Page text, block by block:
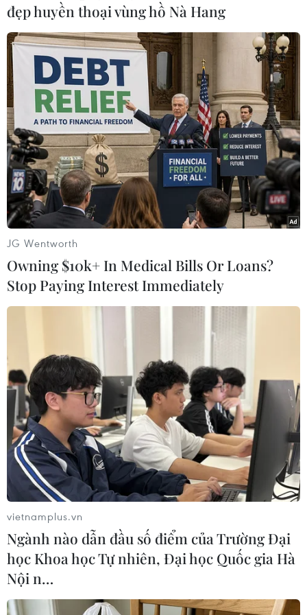
Tổng thống Thổ Nhĩ Kỳ Recep Erdogan cho biết
Ankara sẽ triển khai S-400 từ mùa Xuân 2020
sau khi hệ thống được lắp đặt hoàn chỉnh và
quá trình đào tạo nhân sự hoàn tất./.
(TTXVN/Vietnam+)
#Thổ Nhĩ Kỳ #NATO
#S-400
#Hệ thống phòng thủ tên lửa
Thổ Nhĩ Kỳ
Theo dõi VietnamPlus
TIN LIÊN QUAN
đẹp huyền thoại vùng hồ Nà Hang
JG Wentworth
Owning $10k+ In Medical Bills Or Loans?
Stop Paying Interest Immediately
vietnamplus.vn
Ngành nào dẫn đầu số điểm của Trường Đại
học Khoa học Tự nhiên, Đại học Quốc gia Hà
Nội n…